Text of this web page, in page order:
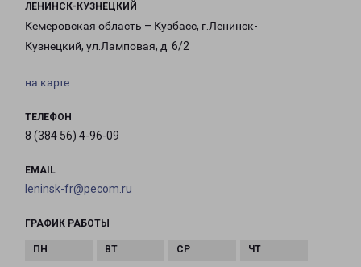
ЛЕНИНСК-КУЗНЕЦКИЙ
Кемеровская область – Кузбасс, г.Ленинск-
Кузнецкий, ул.Ламповая, д. 6/2
на карте
ТЕЛЕФОН
8 (384 56) 4-96-09
EMAIL
leninsk-fr@pecom.ru
ГРАФИК РАБОТЫ